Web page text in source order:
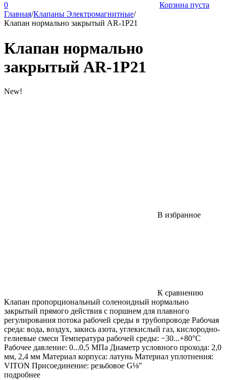
0
Корзина пуста
Главная/Клапаны Электромагнитные/
Клапан нормально закрытый AR-1P21
Клапан нормально
закрытый AR-1P21
New!
В избранное
К сравнению
Клапан пропорциональный соленоидный нормально
закрытый прямого действия с поршнем для плавного
регулирования потока рабочей среды в трубопроводе Рабочая
среда: вода, воздух, закись азота, углекислый газ, кислородно-
гелиевые смеси Температура рабочей среды: −30...+80°С
Рабочее давление: 0...0,5 МПа Диаметр условного прохода: 2,0
мм, 2,4 мм Материал корпуса: латунь Материал уплотнения:
VITON Присоединение: резьбовое G⅛"
подробнее